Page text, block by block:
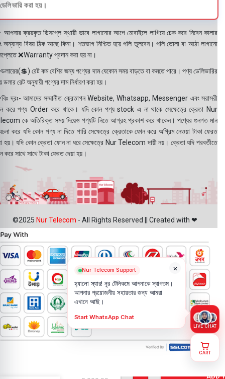
ডেলিভারি করা হয়।
ক্রয়কৃত ডিসপ্লে স্থায়ী ভাবে লাগানোর আগে মোবাইলে লাগিয়ে চেক করে নিবেন কালার
অন্যান্য বিষয় ঠিক আছে কিনা। শতভাগ নিশ্চিত হয়ে পলি তুলবেন। পলি তোলা বা আঠা লাগানো
❌Warranty প্রদান করা হয় না।
রেট কম বেশির জন্য পণ্যের দাম যেকোন সময় বাড়তে বা কমতে পারে। পণ্য ডেলিভারির
ডলার রেট অনুযায়ী পণ্যের দাম নির্ধারণ করা হয়।
দ্রঃ- আমাদের সম্মানীত ক্রেতাগন Website, Whatsapp, Messenger এবং সরাসরী
করে পণ্য Order করে থাকে। যদি কোন পণ্য stock এ না থাকে সেক্ষেত্রে ক্রেতা Nur
কে অতিরিক্ত সময় দিয়েও পণ্যটি নিতে আগ্রহ প্রকাশ করে থাকেন। পণ্যের গুনগত মান
করে যদি কোন পণ্য না দিতে পারি সেক্ষেত্রে ক্রেতাকে ফোন করে অগ্রিম নেওয়া টাকা ফেরত
হয়। যদি কোন ক্রেতা ফোন না ধরে সেক্ষেত্রে Nur Telecom দায়ী নয়। ক্রেতা যদি পরবর্তীতে
করে সাথে সাথে টাকা ফেরত দেয়া হয়।
©2025 Nur Telecom - All Rights Reserved || Created with ❤
ADD
×
Nur Telecom Support
হ্যালো স্যার! নূর টেলিকমে আপনাকে স্বাগতম।
আপনার প্রয়োজনীয় সহায়তার জন্য আমরা
এখানে আছি।
Start WhatsApp Chat
LIVE CHAT
CART